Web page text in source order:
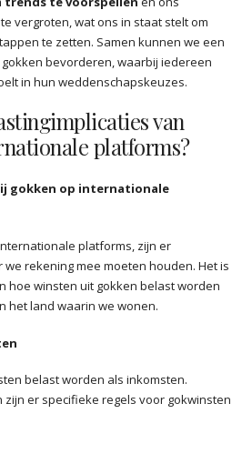
vergroten, wat ons in staat stelt om
te zetten. Samen kunnen we een
bevorderen, waarbij iedereen
in hun weddenschapskeuzes.
van
platforms?
gokken op internationale
platforms, zijn er
rekening mee moeten houden. Het is
hoe winsten uit gokken belast worden
het land waarin we wonen.
belast worden als inkomsten.
zijn er specifieke regels voor gokwinsten